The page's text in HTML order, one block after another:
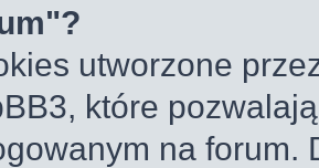
utworzone
które
na forum.